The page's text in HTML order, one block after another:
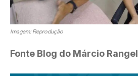
Imagem: Reprodução
Fonte Blog do Márcio Rangel